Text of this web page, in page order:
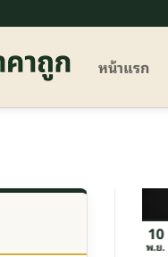
หน้าแรก
10
พ.ย.